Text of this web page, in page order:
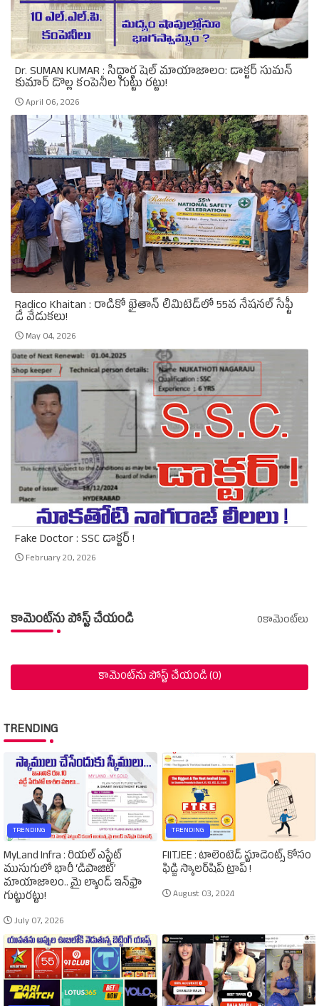
Dr. SUMAN KUMAR : సిద్ధార్థ షెల్ మాయాజాలం: డాక్టర్ సుమన్
కుమార్ డొల్ల కంపెనీల గుట్టు రట్టు!
April 06, 2026
Radico Khaitan : రాడికో ఖైతాన్ లిమిటెడ్‌లో 55వ నేషనల్ సేఫ్టీ
డే వేడుకలు!
May 04, 2026
Fake Doctor : SSC డాక్టర్ !
February 20, 2026
కామెంట్‌ను పోస్ట్ చేయండి 0కామెంట్‌లు
కామెంట్‌ను పోస్ట్ చేయండి (0)
TRENDING
TRENDING
MyLand Infra : రియల్ ఎస్టేట్
ముసుగులో భారీ ‘డిపాజిట్’
మాయాజాలం.. మై ల్యాండ్ ఇన్‌ఫ్రా
గుట్టురట్టు!
July 07, 2026
TRENDING
FIITJEE : టాలెంటెడ్‌ స్టూడెంట్స్‌ కోసం
ఫిడ్జి స్కాలర్‌షిప్‌ ట్రాప్‌ !
August 03, 2024